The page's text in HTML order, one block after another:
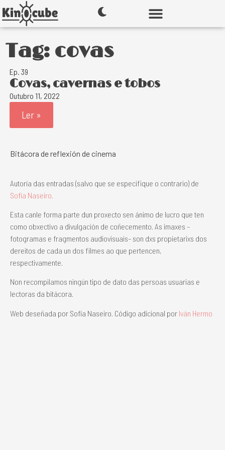
Tag: covas
Ep. 39
Covas, cavernas e tobos
Outubro 11, 2022
Ler »
Bitácora de reflexión de cinema
Autoría das entradas (salvo que se especifique o contrario) de
Sofía Naseiro.
Esta canle forma parte dun proxecto sen ánimo de lucro que ten
como obxectivo a divulgación de coñecemento. As imaxes –
fotogramas e fragmentos audiovisuais– son dxs propietarixs dos
dereitos de cada un dos filmes ao que pertencen,
respectivamente.
Non recompilamos ningún tipo de dato das persoas usuarias e
lectoras da bitácora.
Web deseñada por Sofía Naseiro. Código adicional por Iván Hermo